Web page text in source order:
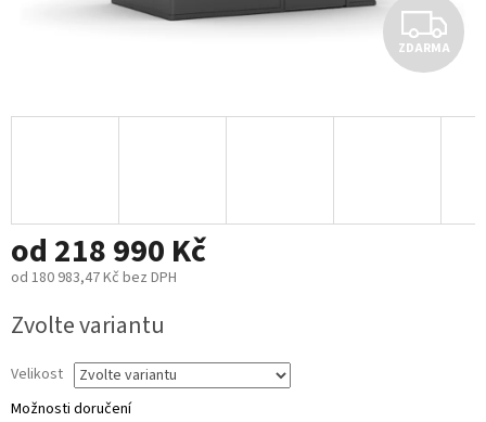
Z
D
A
ZDARMA
od 218 990 Kč
od 180 983,47 Kč bez DPH
cena:
Zvolte variantu
Velikost
Možnosti doručení